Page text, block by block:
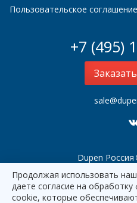
Пользовательское соглашение
+7 (495)
Dupen Россия
Продолжая использовать
даете согласие на обработку
cookie, которые